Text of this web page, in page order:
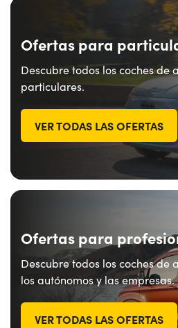
Ofertas para
Descubre todos los coches de
particulares.
VER TODAS LAS OFERTAS
Ofertas para
Descubre todos los coches de
los autónomos y las empresas.
VER TODAS LAS OFERTAS